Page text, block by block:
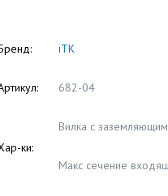
iTK
682-04
ки:
Вилка с
Макс сечение